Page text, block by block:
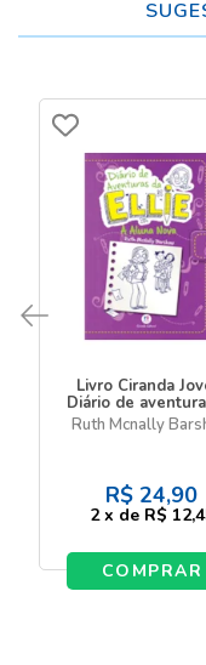
Livro Ciranda
Diário de
Ellie - A aluna
Livro 2
Ruth Mcnally
R$ 24,90
2 x de R$
COMPRAR